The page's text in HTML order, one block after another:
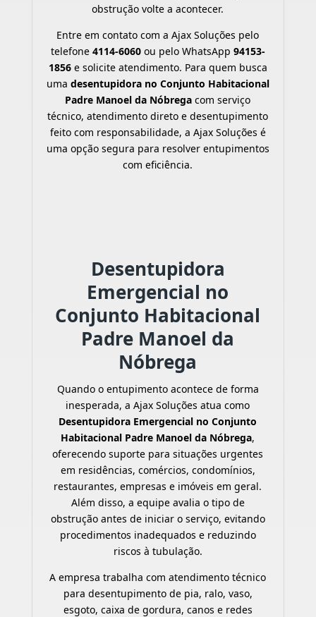
obstrução volte a acontecer.
Entre em contato com a Ajax Soluções pelo
telefone 4114-6060ou pelo WhatsApp 94153-
1856e solicite atendimento. Para quem busca
uma desentupidora no Conjunto Habitacional
Padre Manoel da Nóbrega com serviço
técnico, atendimento direto e desentupimento
feito com responsabilidade, a Ajax Soluções é
uma opção segura para resolver entupimentos
com eficiência.
Desentupidora
Emergencial no
Conjunto Habitacional
Padre Manoel da
Nóbrega
Quando o entupimento acontece de forma
inesperada, a Ajax Soluções atua como
Desentupidora Emergencial no Conjunto
Habitacional Padre Manoel da Nóbrega,
oferecendo suporte para situações urgentes
em residências, comércios, condomínios,
restaurantes, empresas e imóveis em geral.
Além disso, a equipe avalia o tipo de
obstrução antes de iniciar o serviço, evitando
procedimentos inadequados e reduzindo
riscos à tubulação.
A empresa trabalha com atendimento técnico
para desentupimento de pia, ralo, vaso,
esgoto, caixa de gordura, canos e redes